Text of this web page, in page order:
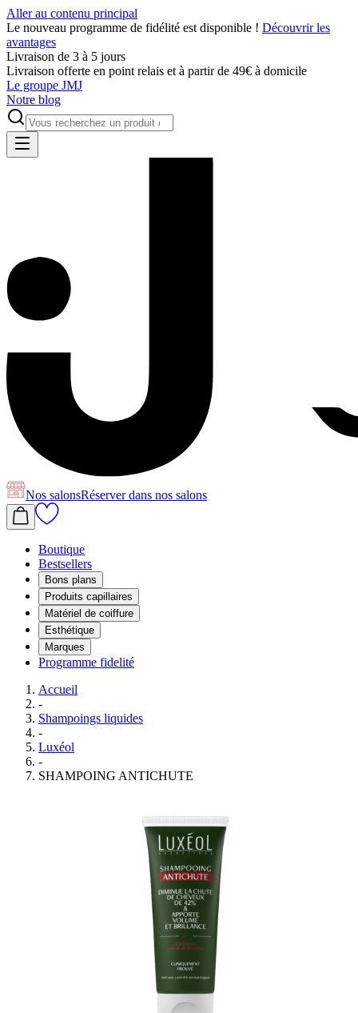
Aller au contenu principal
Le nouveau programme de fidélité est disponible ! Découvrir les
avantages
Livraison de 3 à 5 jours
Livraison offerte en point relais et à partir de 49€ à domicile
Le groupe JMJ
Notre blog
Nos salonsRéserverdans nos salons
Boutique
Bestsellers
Bons plans
Produits capillaires
Matériel de coiffure
Esthétique
Marques
Programme fidelité
Accueil
-
Shampoings liquides
-
Luxéol
-
SHAMPOING ANTICHUTE